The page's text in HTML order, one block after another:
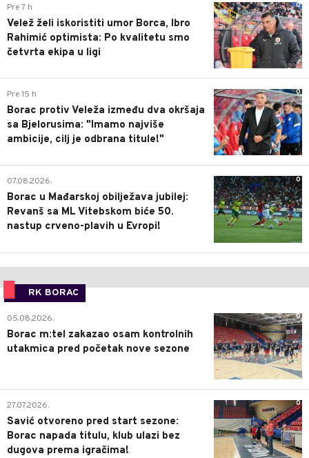
0
Pre 7 h
Velež želi iskoristiti umor Borca, Ibro
Rahimić optimista: Po kvalitetu smo
četvrta ekipa u ligi
0
Pre 15 h
Borac protiv Veleža između dva okršaja
sa Bjelorusima: "Imamo najviše
ambicije, cilj je odbrana titule!"
0
07.08.2026.
Borac u Mađarskoj obilježava jubilej:
Revanš sa ML Vitebskom biće 50.
nastup crveno-plavih u Evropi!
RK BORAC
0
05.08.2026.
Borac m:tel zakazao osam kontrolnih
utakmica pred početak nove sezone
0
27.07.2026.
Savić otvoreno pred start sezone:
Borac napada titulu, klub ulazi bez
dugova prema igračima!